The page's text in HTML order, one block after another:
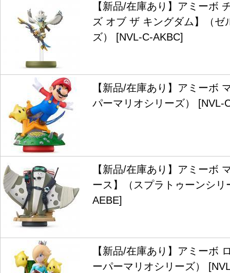
【新品/在庫あり】アミーボ
ズ オブ ザ キングダム】（ゼ
ズ） [NVL-C-AKBC]
【新品/在庫あり】アミーボ
パーマリオシリーズ） [NVL-
【新品/在庫あり】アミーボ
ース】（スプラトゥーンシリ
AEBE]
【新品/在庫あり】アミーボ
ーパーマリオシリーズ）